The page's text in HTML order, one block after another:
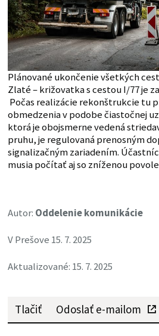
Plánované ukončenie všetkých
Zlaté – križovatka s cestou I/77 je
Počas realizácie rekonštrukcie tu
obmedzenia v podobe čiastočnej
ktorá je obojsmerne vedená
pruhu, je regulovaná prenosným
signalizačným zariadením.
musia počítať aj so zníženou
Autor: Oddelenie komunikácie
V Prešove 15. 7. 2025
Aktualizované: 15. 7. 2025
Tlačiť Odoslať e-mailom